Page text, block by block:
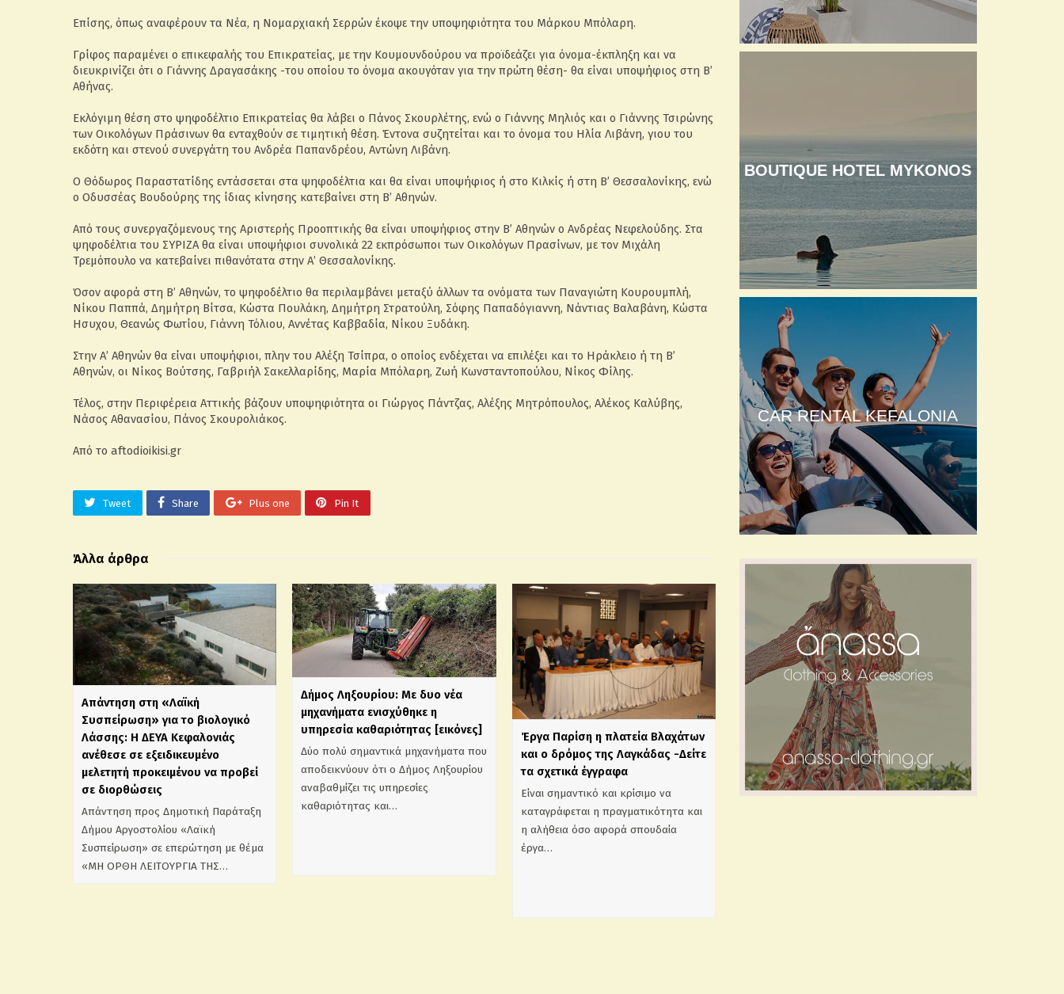
Επίσης, όπως αναφέρουν τα Νέα, η Νομαρχιακή Σερρών έκοψε την υποψηφιότητα του Μάρκου Μπόλαρη.
Γρίφος παραμένει ο επικεφαλής του Επικρατείας, με την Κουμουνδούρου να προϊδεάζει για όνομα-έκπληξη και να
διευκρινίζει ότι ο Γιάννης Δραγασάκης -του οποίου το όνομα ακουγόταν για την πρώτη θέση- θα είναι υποψήφιος στη Β’
Αθήνας.
Εκλόγιμη θέση στο ψηφοδέλτιο Επικρατείας θα λάβει ο Πάνος Σκουρλέτης, ενώ ο Γιάννης Μηλιός και ο Γιάννης Τσιρώνης
των Οικολόγων Πράσινων θα ενταχθούν σε τιμητική θέση. Έντονα συζητείται και το όνομα του Ηλία Λιβάνη, γιου του
εκδότη και στενού συνεργάτη του Ανδρέα Παπανδρέου, Αντώνη Λιβάνη.
Ο Θόδωρος Παραστατίδης εντάσσεται στα ψηφοδέλτια και θα είναι υποψήφιος ή στο Κιλκίς ή στη Β’ Θεσσαλονίκης, ενώ
ο Οδυσσέας Βουδούρης της ίδιας κίνησης κατεβαίνει στη Β’ Αθηνών.
Από τους συνεργαζόμενους της Αριστερής Προοπτικής θα είναι υποψήφιος στην Β’ Αθηνών ο Ανδρέας Νεφελούδης. Στα
ψηφοδέλτια του ΣΥΡΙΖΑ θα είναι υποψήφιοι συνολικά 22 εκπρόσωποι των Οικολόγων Πρασίνων, με τον Μιχάλη
Τρεμόπουλο να κατεβαίνει πιθανότατα στην Α’ Θεσσαλονίκης.
Όσον αφορά στη Β’ Αθηνών, το ψηφοδέλτιο θα περιλαμβάνει μεταξύ άλλων τα ονόματα των Παναγιώτη Κουρουμπλή,
Νίκου Παππά, Δημήτρη Βίτσα, Κώστα Πουλάκη, Δημήτρη Στρατούλη, Σόφης Παπαδόγιαννη, Νάντιας Βαλαβάνη, Κώστα
Ησυχου, Θεανώς Φωτίου, Γιάννη Τόλιου, Αννέτας Καββαδία, Νίκου Ξυδάκη.
Στην Α’ Αθηνών θα είναι υποψήφιοι, πλην του Αλέξη Τσίπρα, ο οποίος ενδέχεται να επιλέξει και το Ηράκλειο ή τη Β’
Αθηνών, οι Νίκος Βούτσης, Γαβριήλ Σακελλαρίδης, Μαρία Μπόλαρη, Ζωή Κωνσταντοπούλου, Νίκος Φίλης.
Τέλος, στην Περιφέρεια Αττικής βάζουν υποψηφιότητα οι Γιώργος Πάντζας, Αλέξης Μητρόπουλος, Αλέκος Καλύβης,
Νάσος Αθανασίου, Πάνος Σκουρολιάκος.
Από το aftodioikisi.gr
Tweet Share Plus one Pin It
Άλλα άρθρα
Απάντηση στη «Λαϊκή
Συσπείρωση» για το βιολογικό
Λάσσης: Η ΔΕΥΑ Κεφαλονιάς
ανέθεσε σε εξειδικευμένο
μελετητή προκειμένου να προβεί
σε διορθώσεις
Απάντηση προς Δημοτική Παράταξη
Δήμου Αργοστολίου «Λαϊκή
Συσπείρωση» σε επερώτηση με θέμα
«ΜΗ ΟΡΘΗ ΛΕΙΤΟΥΡΓΙΑ ΤΗΣ…
Δήμος Ληξουρίου: Με δυο νέα
μηχανήματα ενισχύθηκε η
υπηρεσία καθαριότητας [εικόνες]
Δύο πολύ σημαντικά μηχανήματα που
αποδεικνύουν ότι ο Δήμος Ληξουρίου
αναβαθμίζει τις υπηρεσίες
καθαριότητας και…
Έργα Παρίση η πλατεία Βλαχάτων
και ο δρόμος της Λαγκάδας -Δείτε
τα σχετικά έγγραφα
Είναι σημαντικό και κρίσιμο να
καταγράφεται η πραγματικότητα και
η αλήθεια όσο αφορά σπουδαία
έργα…
BOUTIQUE HOTEL MYKONOS
CAR RENTAL KEFALONIA